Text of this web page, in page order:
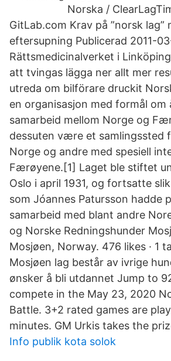
Norska /
GitLab.com Krav på ”norsk lag”
eftersupning Publicerad 2011-
Rättsmedicinalverket i
att tvingas lägga ner allt mer
utreda om bilförare druckit
en organisasjon med formål om
samarbeid mellom Norge og
dessuten være et samlingssted
Norge og andre med spesiell
Færøyene.[1] Laget ble stiftet
Oslo i april 1931, og fortsatte
som Jóannes Patursson hadde
samarbeid med blant andre
og Norske Redningshunder
Mosjøen, Norway. 476 likes · 1
Mosjøen lag består av ivrige
ønsker å bli utdannet Jump to
compete in the May 23, 2020
Battle. 3+2 rated games are
minutes. GM Urkis takes the
Info publik kota solok